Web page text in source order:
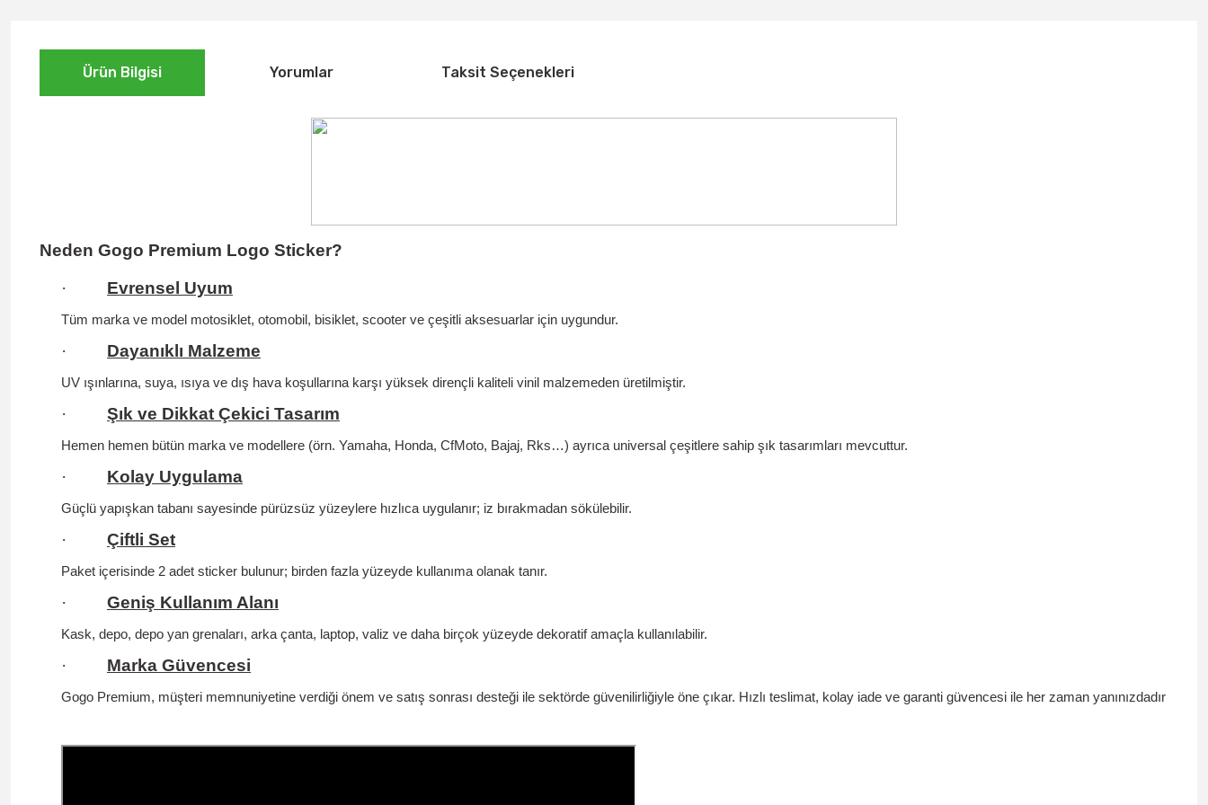
Ürün Bilgisi Yorumlar Taksit Seçenekleri
Neden Gogo Premium Logo Sticker?
·
Evrensel Uyum
Tüm marka ve model motosiklet, otomobil, bisiklet, scooter ve çeşitli aksesuarlar için uygundur.
· Dayanıklı Malzeme
UV ışınlarına, suya, ısıya ve dış hava koşullarına karşı yüksek dirençli kaliteli vinil malzemeden üretilmiştir.
· Şık ve Dikkat Çekici Tasarım
Hemen hemen bütün marka ve modellere (örn. Yamaha, Honda, CfMoto, Bajaj, Rks…) ayrıca universal çeşitlere sahip şık tasarımları mevcuttur.
· Kolay Uygulama
Güçlü yapışkan tabanı sayesinde pürüzsüz yüzeylere hızlıca uygulanır; iz bırakmadan sökülebilir.
· Çiftli Set
Paket içerisinde 2 adet sticker bulunur; birden fazla yüzeyde kullanıma olanak tanır.
· Geniş Kullanım Alanı
Kask, depo, depo yan grenaları, arka çanta, laptop, valiz ve daha birçok yüzeyde dekoratif amaçla kullanılabilir.
· Marka Güvencesi
Gogo Premium, müşteri memnuniyetine verdiği önem ve satış sonrası desteği ile sektörde güvenilirliğiyle öne çıkar. Hızlı teslimat, kolay iade ve garanti güvencesi ile her zaman yanınızdadır